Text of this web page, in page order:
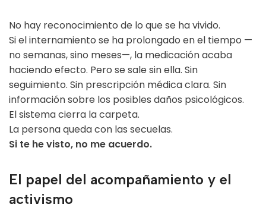
No hay reconocimiento de lo que se ha vivido.
Si el internamiento se ha prolongado en el tiempo —
no semanas, sino meses—, la medicación acaba
haciendo efecto. Pero se sale sin ella. Sin
seguimiento. Sin prescripción médica clara. Sin
información sobre los posibles daños psicológicos.
El sistema cierra la carpeta.
La persona queda con las secuelas.
Si te he visto, no me acuerdo.
El papel del acompañamiento y el
activismo